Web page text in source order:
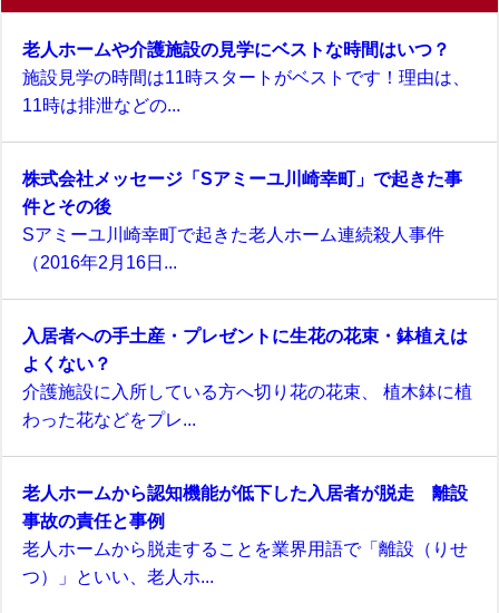
老人ホームや介護施設の見学にベストな時間はいつ？
施設見学の時間は11時スタートがベストです！理由は、
11時は排泄などの...
株式会社メッセージ「Sアミーユ川崎幸町」で起きた事
件とその後
Sアミーユ川崎幸町で起きた老人ホーム連続殺人事件
（2016年2月16日...
入居者への手土産・プレゼントに生花の花束・鉢植えは
よくない？
介護施設に入所している方へ切り花の花束、 植木鉢に植
わった花などをプレ...
老人ホームから認知機能が低下した入居者が脱走 離設
事故の責任と事例
老人ホームから脱走することを業界用語で「離設（りせ
つ）」といい、老人ホ...